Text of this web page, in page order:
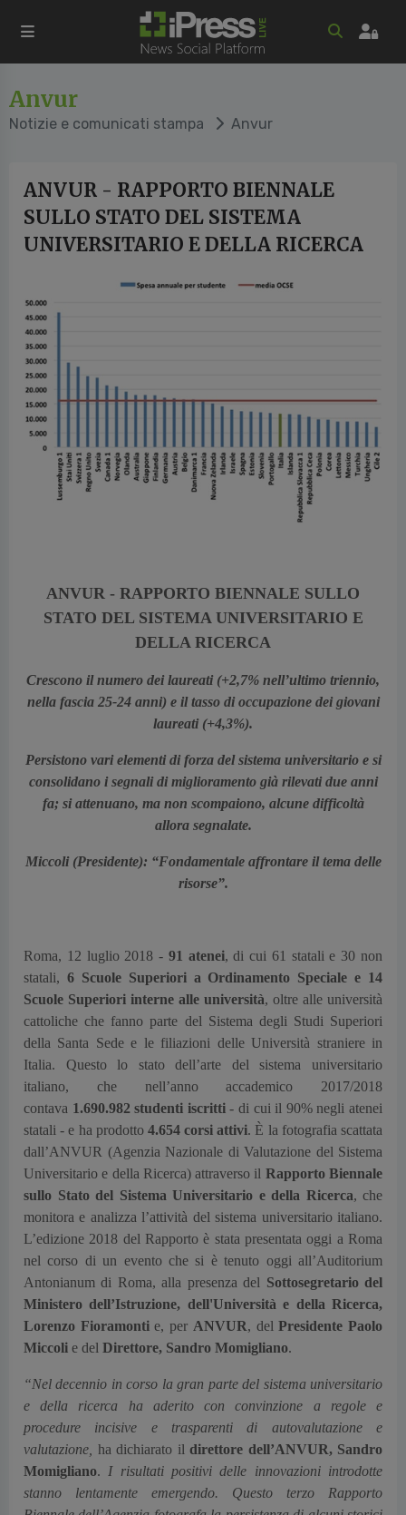
Anvur
Notizie e comunicati stampa Anvur
ANVUR - RAPPORTO BIENNALE
SULLO STATO DEL SISTEMA
UNIVERSITARIO E DELLA RICERCA
ANVUR - RAPPORTO BIENNALE SULLO
STATO DEL SISTEMA UNIVERSITARIO E
DELLA RICERCA
Crescono il numero dei laureati (+2,7% nell’ultimo triennio,
nella fascia 25-24 anni) e il tasso di occupazione dei giovani
laureati (+4,3%).
Persistono vari elementi di forza del sistema universitario e si
consolidano i segnali di miglioramento già rilevati due anni
fa; si attenuano, ma non scompaiono, alcune difficoltà
allora segnalate.
Miccoli (Presidente): “Fondamentale affrontare il tema delle
risorse”.
Roma, 12 luglio 2018 - 91 atenei, di cui 61 statali e 30 non
statali, 6 Scuole Superiori a Ordinamento Speciale e 14
Scuole Superiori interne alle università, oltre alle università
cattoliche che fanno parte del Sistema degli Studi Superiori
della Santa Sede e le filiazioni delle Università straniere in
Italia. Questo lo stato dell’arte del sistema universitario
italiano, che nell’anno accademico 2017/2018
contava 1.690.982 studenti iscritti - di cui il 90% negli atenei
statali - e ha prodotto 4.654 corsi attivi. È la fotografia scattata
dall’ANVUR (Agenzia Nazionale di Valutazione del Sistema
Universitario e della Ricerca) attraverso il Rapporto Biennale
sullo Stato del Sistema Universitario e della Ricerca, che
monitora e analizza l’attività del sistema universitario italiano.
L’edizione 2018 del Rapporto è stata presentata oggi a Roma
nel corso di un evento che si è tenuto oggi all’Auditorium
Antonianum di Roma, alla presenza del Sottosegretario del
Ministero dell’Istruzione, dell'Università e della Ricerca,
Lorenzo Fioramonti e, per ANVUR, del Presidente Paolo
Miccoli e del Direttore, Sandro Momigliano.
“Nel decennio in corso la gran parte del sistema universitario
e della ricerca ha aderito con convinzione a regole e
procedure incisive e trasparenti di autovalutazione e
valutazione, ha dichiarato il direttore dell’ANVUR, Sandro
Momigliano. I risultati positivi delle innovazioni introdotte
stanno lentamente emergendo. Questo terzo Rapporto